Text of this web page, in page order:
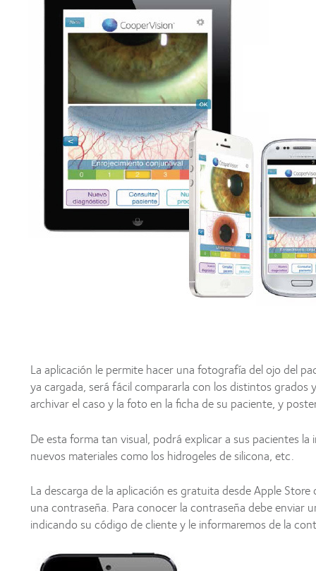
La aplicación le permite hacer una fotografía del ojo del
ya cargada, será fácil compararla con los distintos
archivar el caso y la foto en la ficha de su paciente, y
De esta forma tan visual, podrá explicar a sus pacientes
nuevos materiales como los hidrogeles de silicona, etc.
La descarga de la aplicación es gratuita desde Apple
una contraseña. Para conocer la contraseña debe
indicando su código de cliente y le informaremos de la